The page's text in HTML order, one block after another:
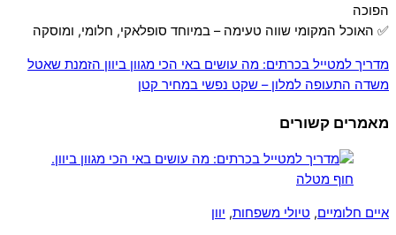
הפוכה
✅ האוכל המקומי שווה טעימה – במיוחד סופלאקי, חלומי, ומוסקה
מדריך למטייל בכרתים: מה עושים באי הכי מגוון ביוון הזמנת שאטל
משדה התעופה למלון – שקט נפשי במחיר קטן
מאמרים קשורים
איים חלומיים, טיולי משפחות, יוון